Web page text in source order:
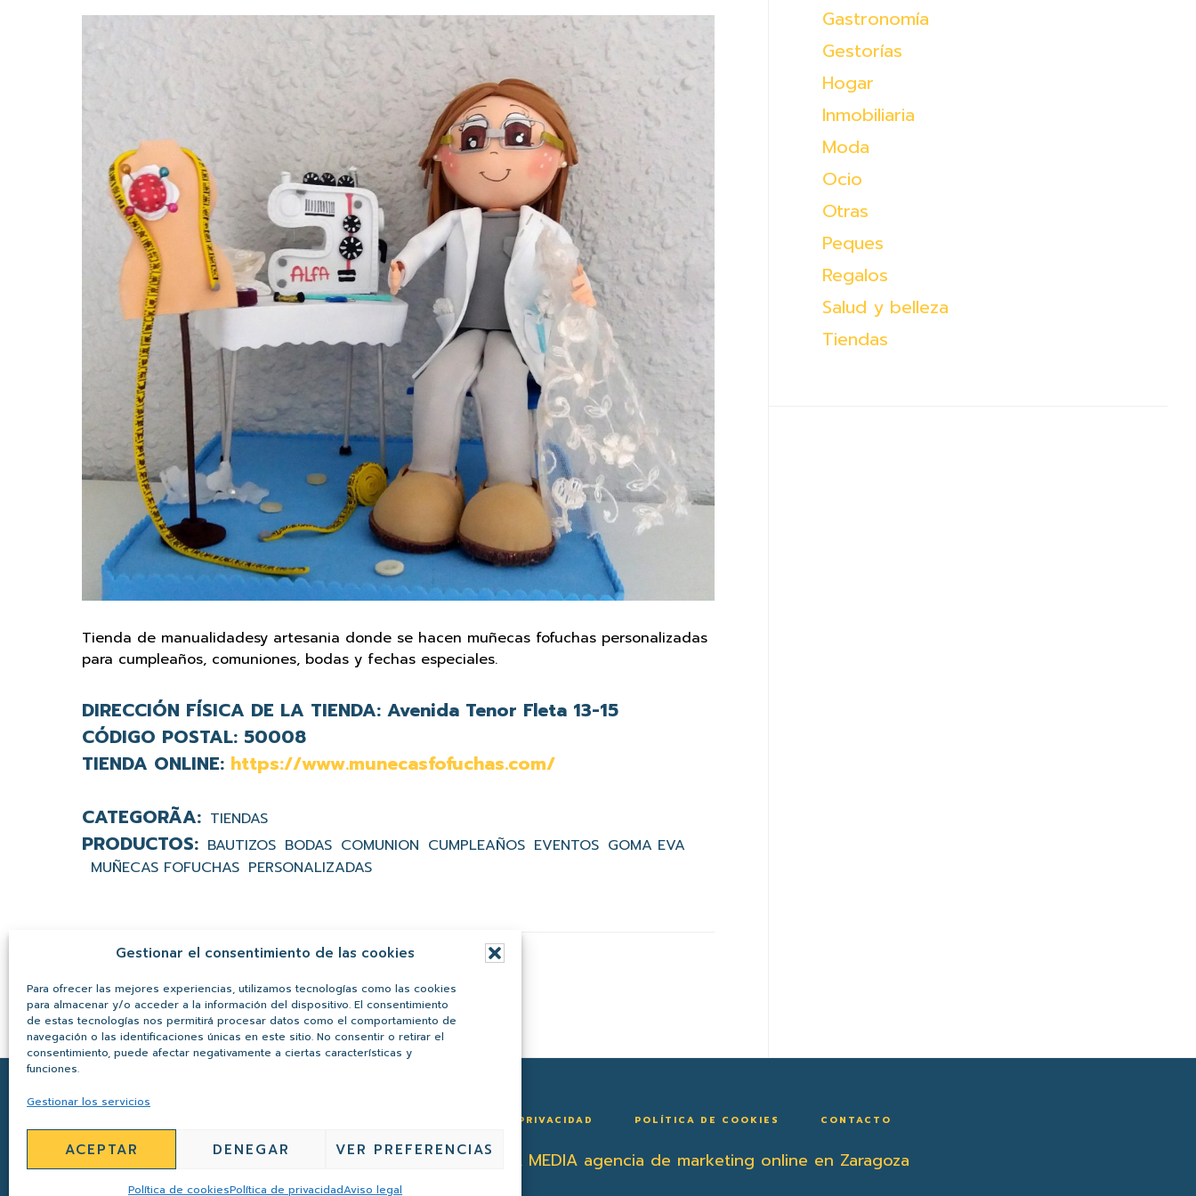
Gestionar el consentimiento de las cookies
Para ofrecer las mejores experiencias, utilizamos tecnologías como las cookies
para almacenar y/o acceder a la información del dispositivo. El consentimiento
de estas tecnologías nos permitirá procesar datos como el comportamiento de
navegación o las identificaciones únicas en este sitio. No consentir o retirar el
consentimiento, puede afectar negativamente a ciertas características y
funciones.
Gestionar los servicios
ACEPTAR DENEGAR VER PREFERENCIAS
Política de cookiesPolítica de privacidadAviso legal
Tienda de manualidadesy artesania donde se hacen muñecas fofuchas personalizadas
para cumpleaños, comuniones, bodas y fechas especiales.
DIRECCIÓN FÍSICA DE LA TIENDA: Avenida Tenor Fleta 13-15
CÓDIGO POSTAL: 50008
TIENDA ONLINE: https://www.munecasfofuchas.com/
TIENDAS
BAUTIZOS BODAS COMUNION CUMPLEAÑOS EVENTOS GOMA EVA
MUÑECAS FOFUCHAS PERSONALIZADAS
Gastronomía
Gestorías
Hogar
Inmobiliaria
Moda
Ocio
Otras
Peques
Regalos
Salud y belleza
Tiendas
POLÍTICA DE PRIVACIDAD POLÍTICA DE COOKIES CONTACTO
Proyecto altruista deBALBOA MEDIA agencia de marketing online en Zaragoza